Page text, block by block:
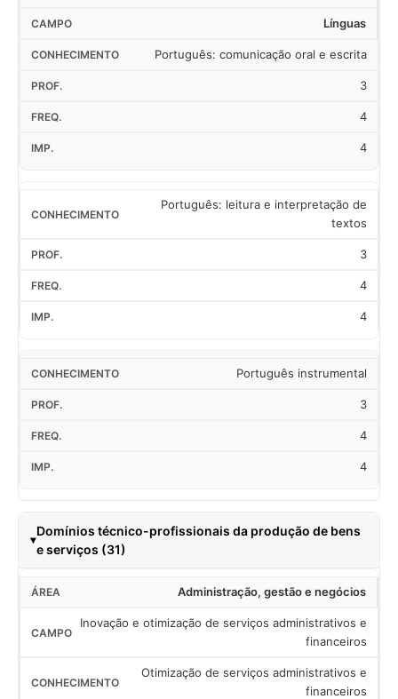
Línguas
Português: comunicação oral e escrita
3
4
4
Português: leitura e interpretação de
textos
3
4
4
Português instrumental
3
4
4
Domínios técnico-profissionais da produção de bens
e serviços (31)
Administração, gestão e negócios
Inovação e otimização de serviços administrativos e
financeiros
Otimização de serviços administrativos e
financeiros